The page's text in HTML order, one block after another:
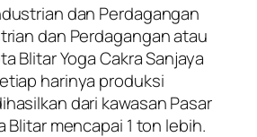
dan Perdagangan
dan Perdagangan atau
Blitar Yoga Cakra Sanjaya
harinya produksi
dari kawasan Pasar
Blitar mencapai 1 ton lebih.